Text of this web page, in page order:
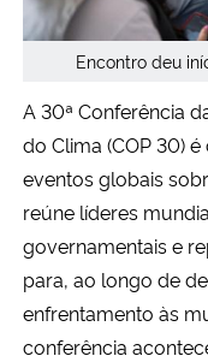
Secretaria de Governo
Gabinete de Segurança
Advocacia-Geral da União
Banco Central do Brasil
Planalto
Encontro deu
A 30ª Conferência
do Clima (COP 30)
eventos globais
reúne líderes
governamentais e
para, ao longo de
enfrentamento às
conferência